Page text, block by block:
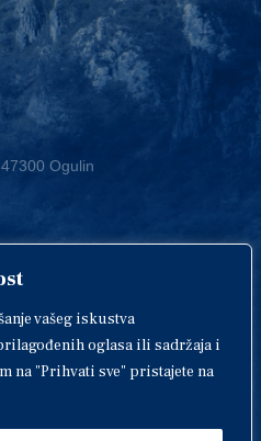
vašeg iskustva
oglasa ili sadržaja i
na "Prihvati sve" pristajete na
Ogulin